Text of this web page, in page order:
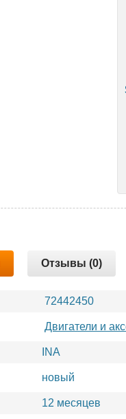
Отзывы (0)
72442450
Двигатели и
INA
новый
12 месяцев